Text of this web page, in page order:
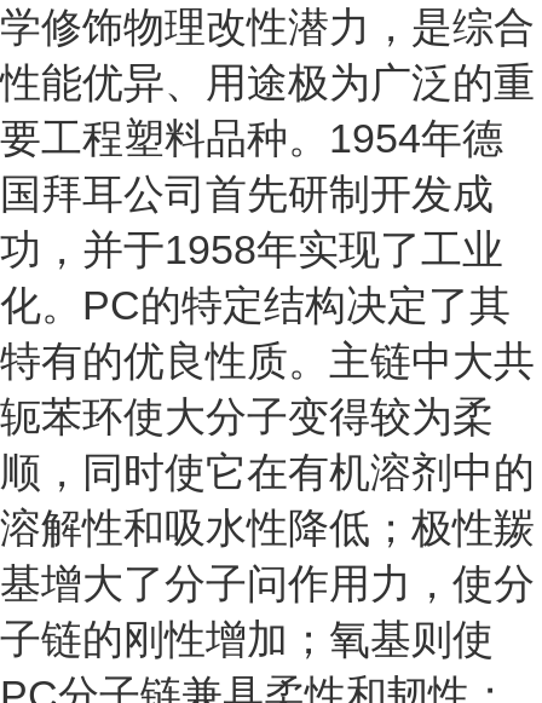
学修饰物理改性潜力，是综合
性能优异、用途极为广泛的重
要工程塑料品种。1954年德
国拜耳公司首先研制开发成
功，并于1958年实现了工业
化。PC的特定结构决定了其
特有的优良性质。主链中大共
轭苯环使大分子变得较为柔
顺，同时使它在有机溶剂中的
溶解性和吸水性降低；极性羰
基增大了分子问作用力，使分
子链的刚性增加；氧基则使